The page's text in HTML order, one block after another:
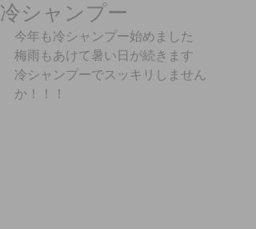
冷シャンプー
今年も冷シャンプー始めました
梅雨もあけて暑い日が続きます
冷シャンプーでスッキリしません
か！！！